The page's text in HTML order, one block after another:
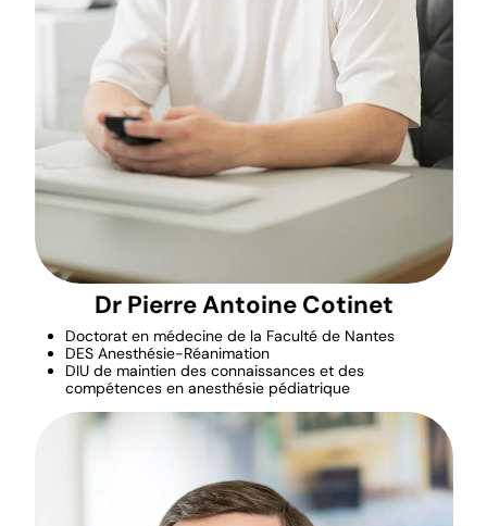
Dr Pierre Antoine Cotinet
Doctorat en médecine de la Faculté de Nantes
DES Anesthésie-Réanimation
DIU de maintien des connaissances et des
compétences en anesthésie pédiatrique